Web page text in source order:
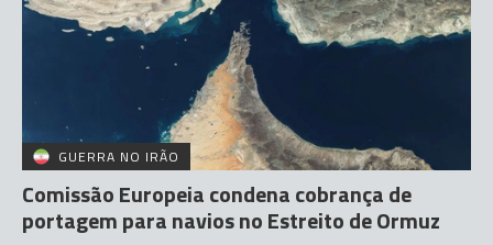
GUERRA NO IRÃO
Comissão Europeia condena cobrança de
portagem para navios no Estreito de Ormuz